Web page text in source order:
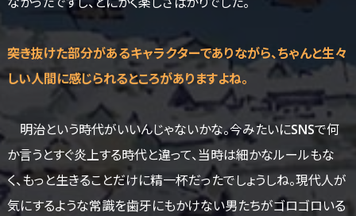
――突き抜けた部分があるキャラクターでありながら、ちゃんと生々
しい人間に感じられるところがありますよね。
明治という時代がいいんじゃないかな。今みたいにSNSで何
か言うとすぐ炎上する時代と違って、当時は細かなルールもな
く、もっと生きることだけに精一杯だったでしょうしね。現代人が
気にするような常識を歯牙にもかけない男たちがゴロゴロいる